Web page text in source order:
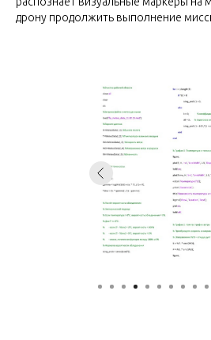
дрону продолжить выполнение